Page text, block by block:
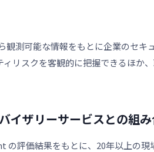
測可能な情報をもとに企業のセキ
ィリスクを客観的に把握できるほか
イザリーサービスとの組
の評価結果をもとに、20年以上の